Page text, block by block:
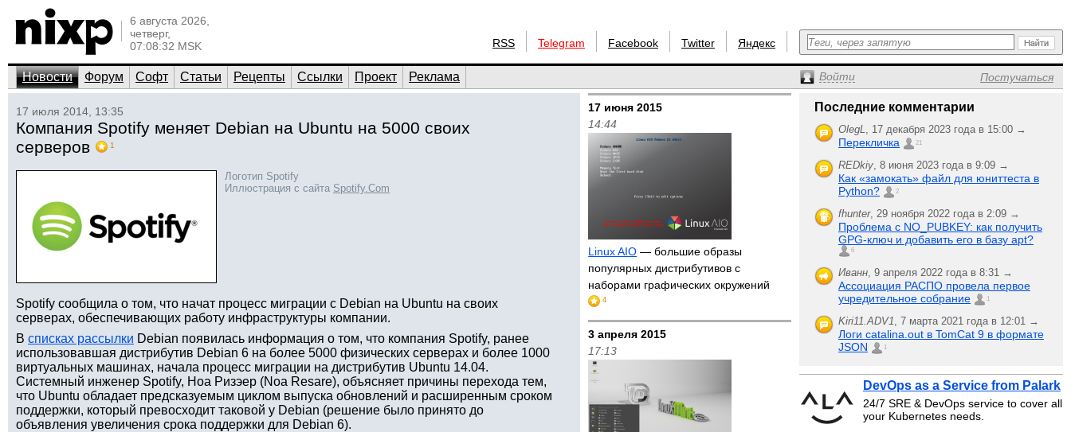
6 августа 2026,
четверг,
07:08:32 MSK
RSS Telegram Facebook Twitter Яндекс
Новости Форум Софт Статьи Рецепты Ссылки Проект Реклама Войти Постучаться
17 июля 2014, 13:35
Компания Spotify меняет Debian на Ubuntu на 5000 своих
серверов
1
Логотип Spotify
Иллюстрация с сайта Spotify.Com
Spotify сообщила о том, что начат процесс миграции с Debian на Ubuntu на своих
серверах, обеспечивающих работу инфраструктуры компании.
В списках рассылки Debian появилась информация о том, что компания Spotify, ранее
использовавшая дистрибутив Debian 6 на более 5000 физических серверах и более 1000
виртуальных машинах, начала процесс миграции на дистрибутив Ubuntu 14.04.
Системный инженер Spotify, Ноа Ризэер (Noa Resare), объясняет причины перехода тем,
что Ubuntu обладает предсказуемым циклом выпуска обновлений и расширенным сроком
поддержки, который превосходит таковой у Debian (решение было принято до
объявления увеличения срока поддержки для Debian 6).
17 июня 2015
14:44
Linux AIO — большие образы
популярных дистрибутивов с
наборами графических окружений
4
3 апреля 2015
17:13
Последние комментарии
OlegL, 17 декабря 2023 года в 15:00 →
Перекличка 21
REDkiy, 8 июня 2023 года в 9:09 →
Как «замокать» файл для юниттеста в
Python?
2
fhunter, 29 ноября 2022 года в 2:09 →
Проблема с NO_PUBKEY: как получить
GPG-ключ и добавить его в базу apt?
6
Иванн, 9 апреля 2022 года в 8:31 →
Ассоциация РАСПО провела первое
учредительное собрание
1
Kiri11.ADV1, 7 марта 2021 года в 12:01 →
Логи catalina.out в TomCat 9 в формате
JSON
1
DevOps as a Service from Palark
24/7 SRE & DevOps service to cover all
your Kubernetes needs.